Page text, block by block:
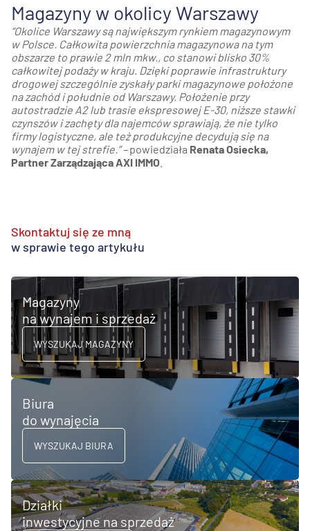
Magazyny w okolicy Warszawy
“Okolice Warszawy są największym rynkiem magazynowym
w Polsce. Całkowita powierzchnia magazynowa na tym
obszarze to prawie 2 mln mkw., co stanowi blisko 30%
całkowitej podaży w kraju. Dzięki poprawie infrastruktury
drogowej szczególnie zyskały parki magazynowe położone
na zachód i południe od Warszawy. Położenie przy
autostradzie A2 lub trasie ekspresowej E-30, niższe stawki
czynszów i zachęty dla najemców sprawiają, że nie tylko
firmy logistyczne, ale też produkcyjne decydują się na
wynajem w tej strefie.” –powiedziała Renata Osiecka,
Partner Zarządzająca AXI IMMO
Skontaktuj się ze mną
w sprawie tego artykułu
Magazyny
na wynajem i sprzedaż
WYSZUKAJ MAGAZYNY
Biura
do wynajęcia
WYSZUKAJ BIURA
Działki
inwestycyjne na sprzedaż